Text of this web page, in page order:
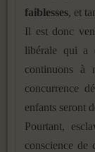
faiblesses, et
Il est donc
libérale qui a
continuons à
concurrence
enfants seront
Pourtant,
conscience de